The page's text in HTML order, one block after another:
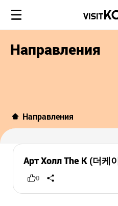
Направления
Направления
Арт Холл The K (더케
0